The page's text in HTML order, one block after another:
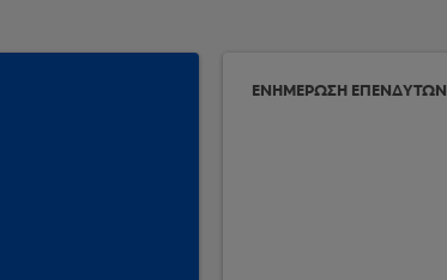
ΕΝΗΜΕΡΩΣΗ ΕΠΕΝΔΥΤΩΝ